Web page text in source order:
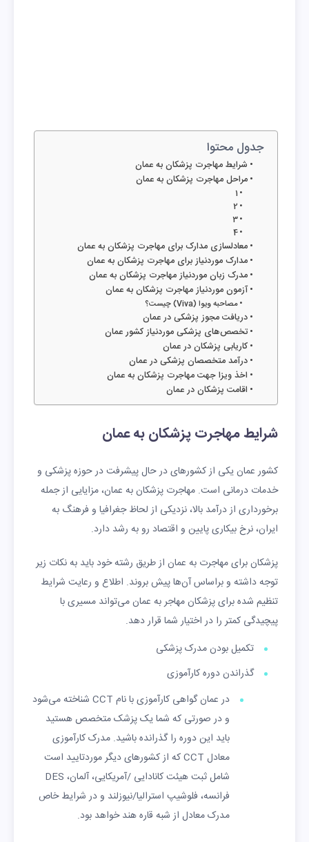
جدول محتوا
شرایط مهاجرت پزشکان به عمان
مراحل مهاجرت پزشکان به عمان
1
2
3
4
معادلسازی مدارک برای مهاجرت پزشکان به عمان
مدارک موردنیاز برای مهاجرت پزشکان به عمان
مدرک زبان موردنیاز مهاجرت پزشکان به عمان
آزمون موردنیاز مهاجرت پزشکان به عمان
مصاحبه ویوا (Viva) چیست؟
دریافت مجوز پزشکی در عمان
تخصص‌های پزشکی موردنیاز کشور عمان
کاریابی پزشکان در عمان
درآمد متخصصان پزشکی در عمان
اخذ ویزا جهت مهاجرت پزشکان به عمان
اقامت پزشکان در عمان
شرایط مهاجرت پزشکان به عمان
کشور عمان یکی از کشورهای در حال پیشرفت در حوزه پزشکی و
خدمات درمانی است. مهاجرت پزشکان به عمان، مزایایی از جمله
برخورداری از درآمد بالا، نزدیکی از لحاظ جغرافیا و فرهنگ به
ایران، نرخ بیکاری پایین و اقتصاد رو به رشد دارد.
پزشکان برای مهاجرت به عمان از طریق رشته خود باید به نکات زیر
توجه داشته و براساس آن‌ها پیش بروند. اطلاع و رعایت شرایط
تنظیم شده برای پزشکان مهاجر به عمان می‌تواند مسیری با
پیچیدگی کمتر را در اختیار شما قرار دهد.
تکمیل بودن مدرک پزشکی
گذراندن دوره کارآموزی
در عمان گواهی کارآموزی با نام CCT شناخته می‌شود
و در صورتی که شما یک پزشک متخصص هستید
باید این دوره را گذرانده باشید. مدرک کارآموزی
معادل CCT که از کشورهای دیگر موردتایید است
شامل ثبت هیئت کانادایی /آمریکایی، آلمان، DES
فرانسه، فلوشیپ استرالیا/نیوزلند و در شرایط خاص
مدرک معادل از شبه قاره هند خواهد بود.